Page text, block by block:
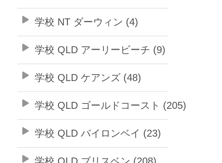
学校 NT ダーウィン (4)
学校 QLD アーリービーチ (9)
学校 QLD ケアンズ (48)
学校 QLD ゴールドコースト (205)
学校 QLD バイロンベイ (23)